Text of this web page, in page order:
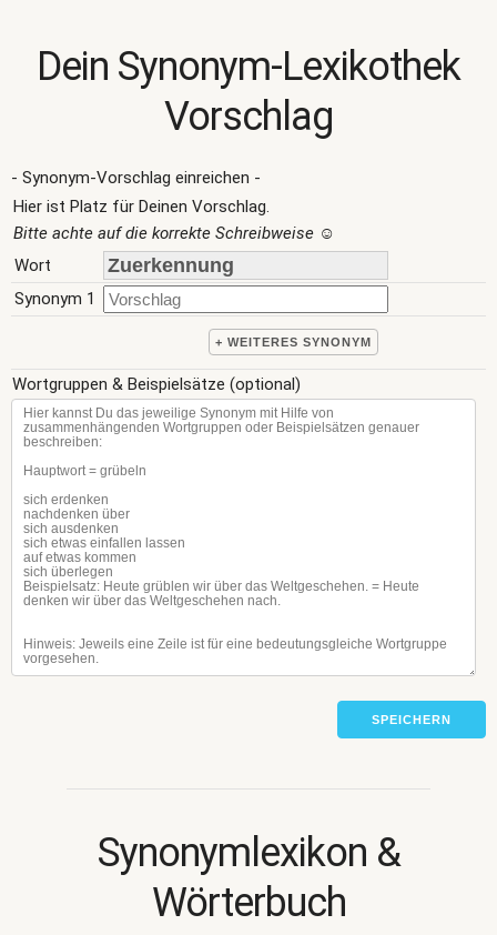
Dein Synonym-Lexikothek
Vorschlag
- Synonym-Vorschlag einreichen -
Hier ist Platz für Deinen Vorschlag.
Bitte achte auf die korrekte Schreibweise ☺
Wort
Synonym 1
+ WEITERES SYNONYM
Wortgruppen & Beispielsätze (optional)
SPEICHERN
Synonymlexikon &
Wörterbuch